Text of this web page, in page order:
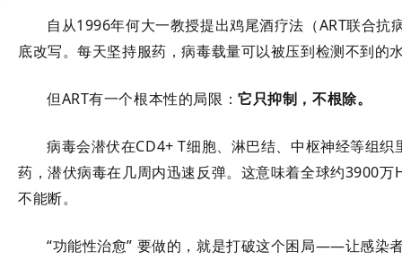
自从1996年何大一教授提出鸡尾酒疗法（ART联合抗
底改写。每天坚持服药，病毒载量可以被压到检测不到的
但ART有一个根本性的局限：它只抑制，不根除。
病毒会潜伏在CD4+ T细胞、淋巴结、中枢神经等组织
药，潜伏病毒在几周内迅速反弹。这意味着全球约3900
不能断。
“功能性治愈” 要做的，就是打破这个困局——让感染